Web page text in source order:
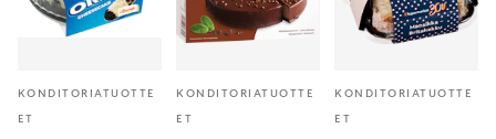
KONDITORIATUOTTE
ET
KONDITORIATUOTTE
ET
KONDITORIATUOTTE
ET